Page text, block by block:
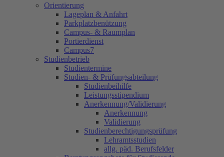
Orientierung
Lageplan & Anfahrt
Parkplatzbenützung
Campus- & Raumplan
Portierdienst
Campus7
Studienbetrieb
Studientermine
Studien- & Prüfungsabteilung
Studienbeihilfe
Leistungsstipendium
Anerkennung/Validierung
Anerkennung
Validierung
Studienberechtigungsprüfung
Lehramtsstudien
allg. päd. Berufsfelder